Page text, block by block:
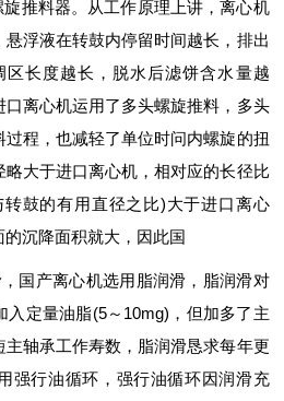
推料器。从工作原理上讲，离心机
浮液在转鼓内停留时间越长，排出
长度越长，脱水后滤饼含水量越
离心机运用了多头螺旋推料，多头
程，也减轻了单位时问内螺旋的扭
大于进口离心机，相对应的长径比
鼓的有用直径之比)大于进口离心
沉降面积就大，因此国
国产离心机选用脂润滑，脂润滑对
入定量油脂(5～10mg)，但加多了主
轴承工作寿数，脂润滑恳求每年更
强行油循环，强行油循环因润滑充